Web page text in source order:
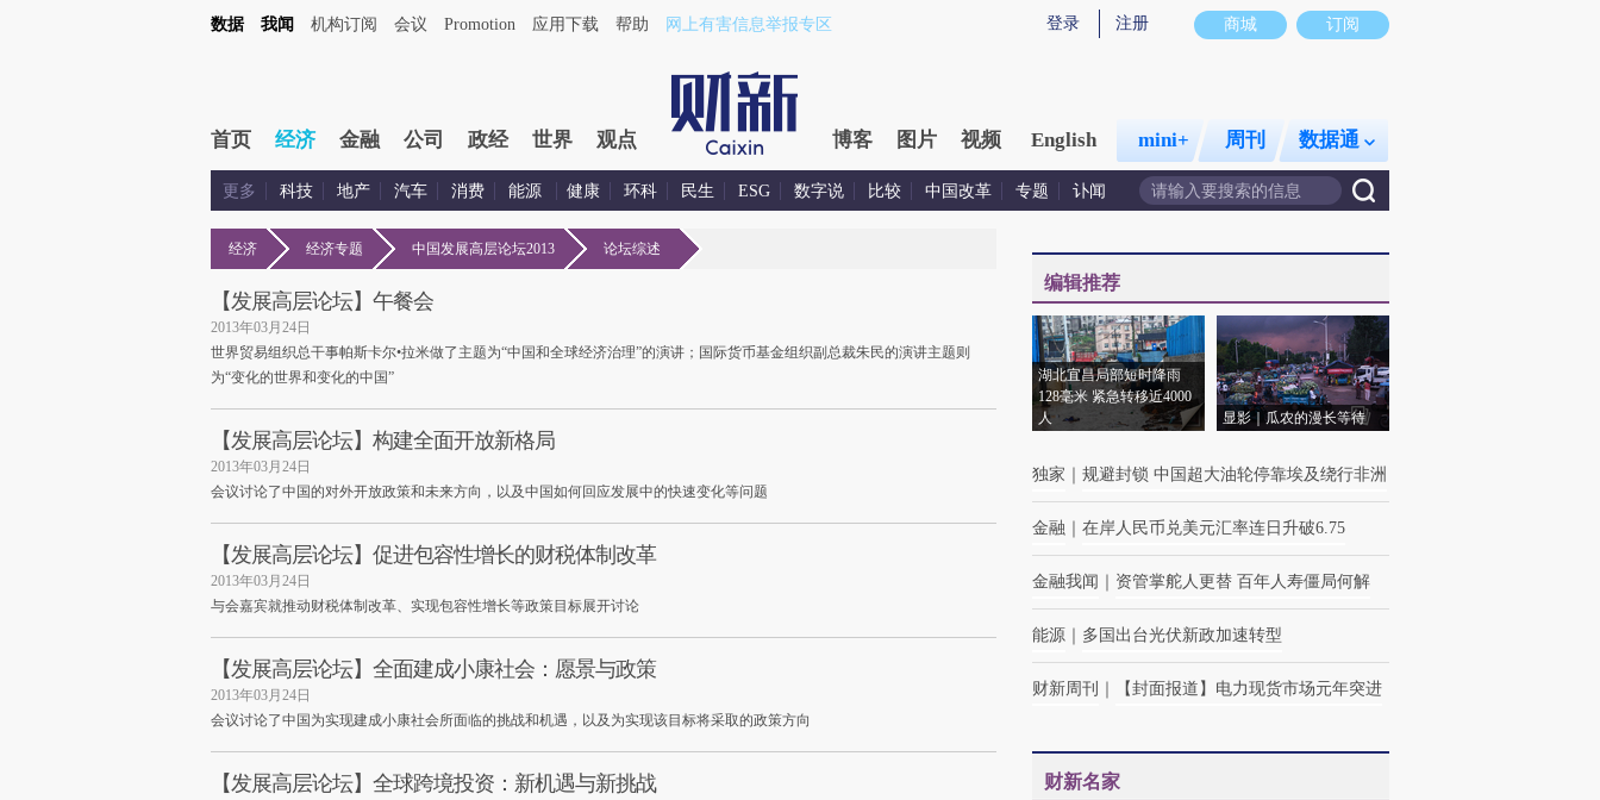
商城 订阅
登录 注册
数据 我闻 机构订阅 会议 Promotion 应用下载 帮助 网上有害信息举报专区
首页 经济 金融 公司 政经 世界 观点 博客 图片 视频 English mini+ 周刊 数据通
更多 科技 地产 汽车 消费 能源 健康 环科 民生 ESG 数字说 比较 中国改革 专题 讣闻
经济 经济专题 中国发展高层论坛2013 论坛综述
【发展高层论坛】午餐会
2013年03月24日
世界贸易组织总干事帕斯卡尔•拉米做了主题为“中国和全球经济治理”的演讲；国际货币基金组织副总裁朱民的演讲主题则
为“变化的世界和变化的中国”
【发展高层论坛】构建全面开放新格局
2013年03月24日
会议讨论了中国的对外开放政策和未来方向，以及中国如何回应发展中的快速变化等问题
【发展高层论坛】促进包容性增长的财税体制改革
2013年03月24日
与会嘉宾就推动财税体制改革、实现包容性增长等政策目标展开讨论
【发展高层论坛】全面建成小康社会：愿景与政策
2013年03月24日
会议讨论了中国为实现建成小康社会所面临的挑战和机遇，以及为实现该目标将采取的政策方向
【发展高层论坛】全球跨境投资：新机遇与新挑战
编辑推荐
湖北宜昌局部短时降雨
128毫米 紧急转移近4000
人
显影｜瓜农的漫长等待
独家 规避封锁 中国超大油轮停靠埃及绕行非洲
金融 在岸人民币兑美元汇率连日升破6.75
金融我闻 资管掌舵人更替 百年人寿僵局何解
能源 多国出台光伏新政加速转型
财新周刊 【封面报道】电力现货市场元年突进
财新名家